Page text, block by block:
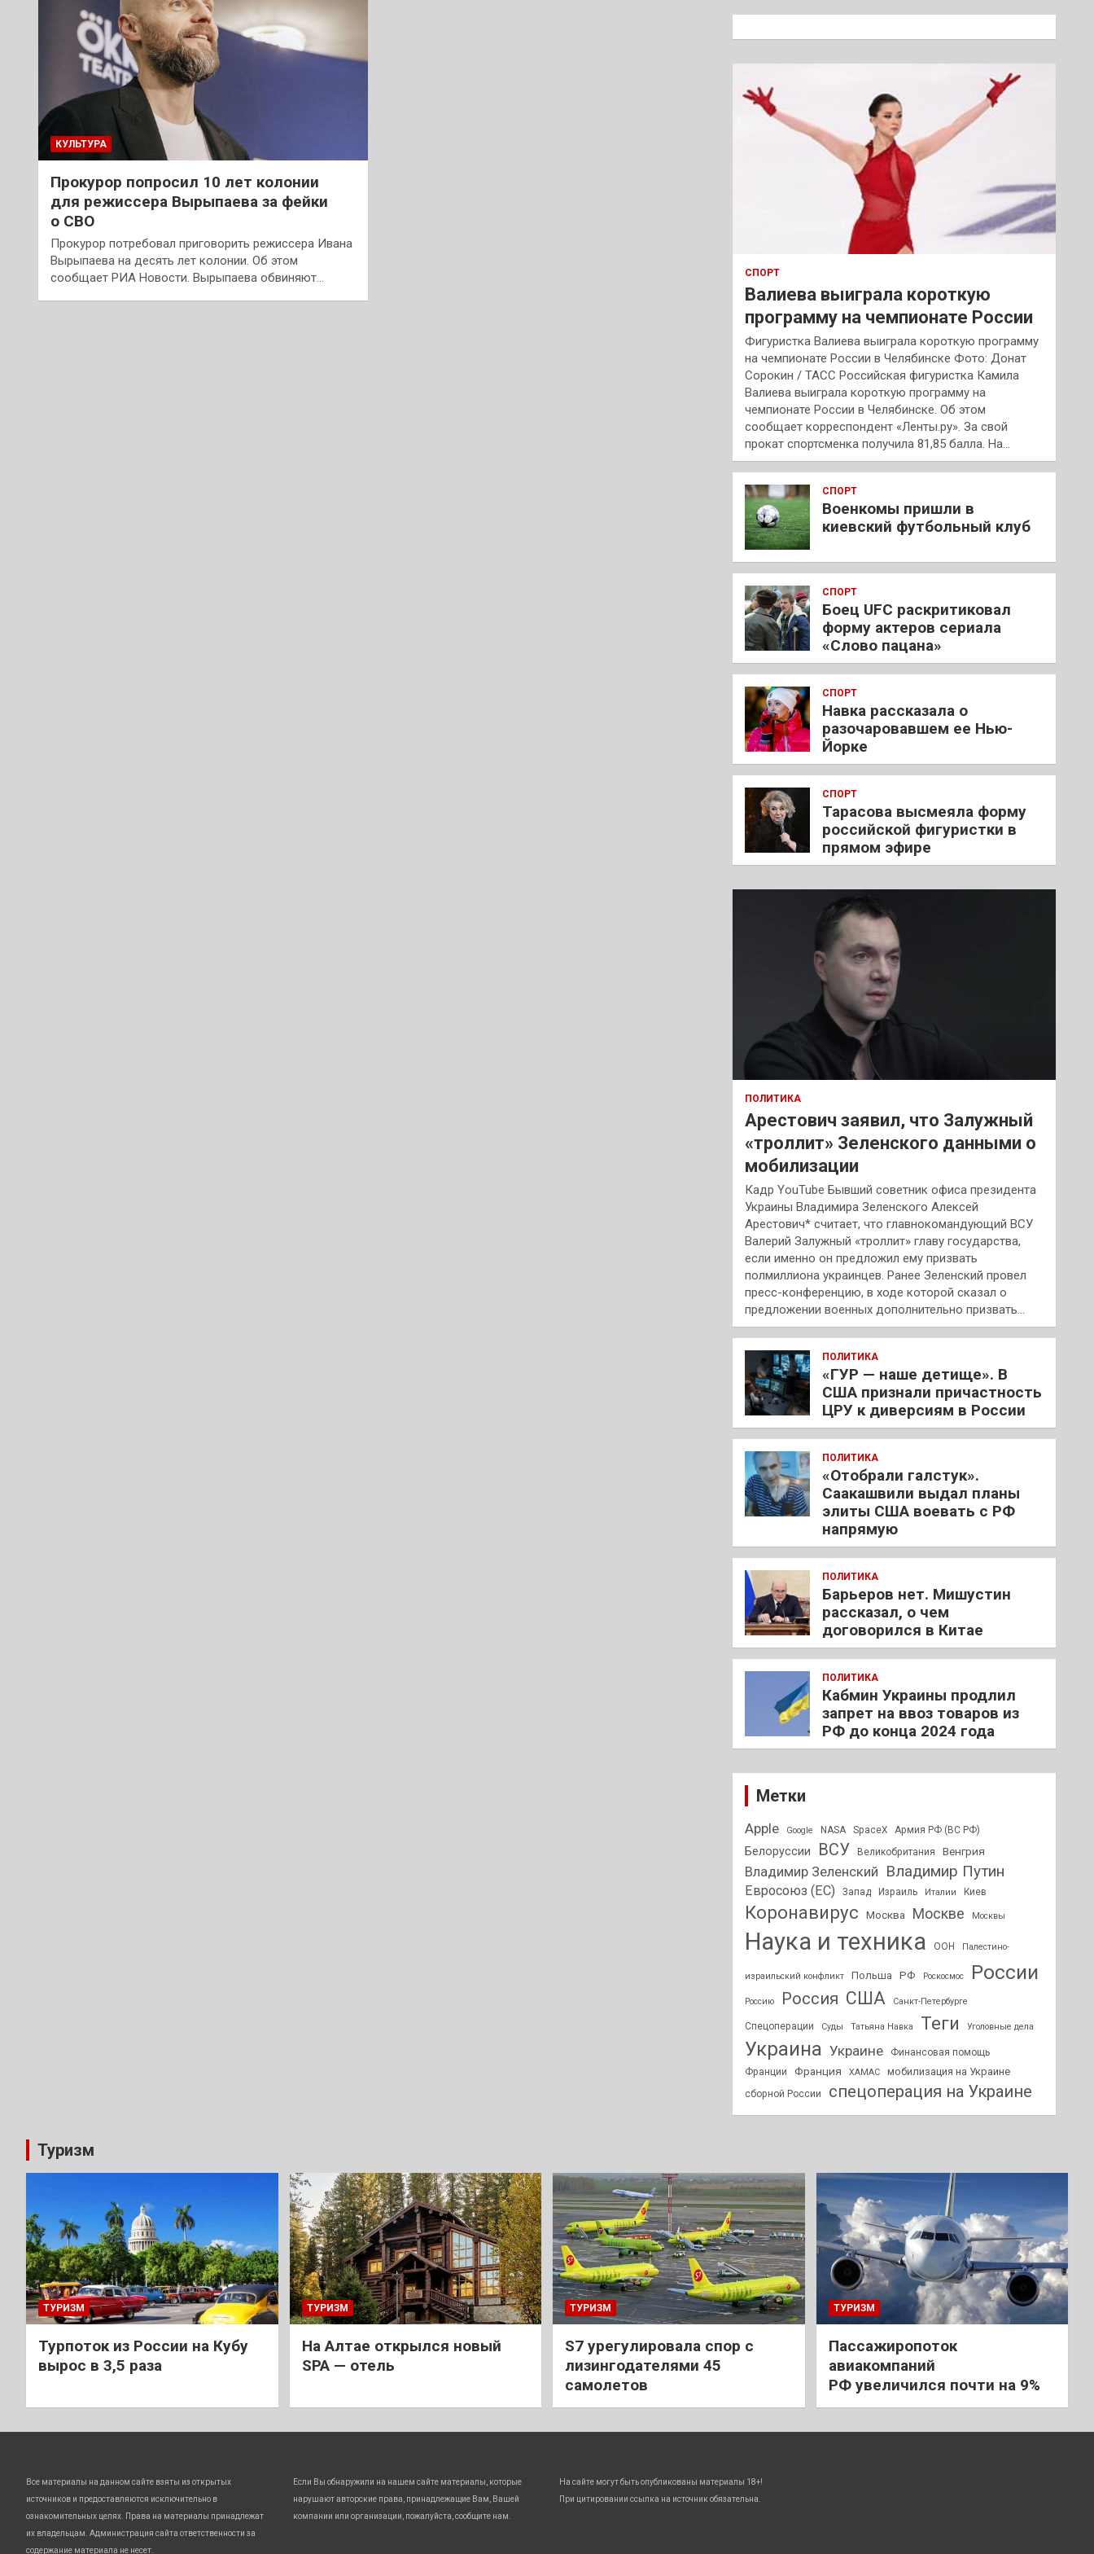
КУЛЬТУРА
Прокурор попросил 10 лет колонии
для режиссера Вырыпаева за фейки
о СВО
Прокурор потребовал приговорить режиссера Ивана
Вырыпаева на десять лет колонии. Об этом
сообщает РИА Новости. Вырыпаева обвиняют…
к
СПОРТ
Валиева выиграла короткую
программу на чемпионате России
Фигуристка Валиева выиграла короткую программу
на чемпионате России в Челябинске Фото: Донат
Сорокин / ТАСС Российская фигуристка Камила
Валиева выиграла короткую программу на
чемпионате России в Челябинске. Об этом
сообщает корреспондент «Ленты.ру». За свой
прокат спортсменка получила 81,85 балла. На…
СПОРТ
Военкомы пришли в
киевский футбольный клуб
СПОРТ
Боец UFC раскритиковал
форму актеров сериала
«Слово пацана»
СПОРТ
Навка рассказала о
разочаровавшем ее Нью-
Йорке
СПОРТ
Тарасова высмеяла форму
российской фигуристки в
прямом эфире
ПОЛИТИКА
Арестович заявил, что Залужный
«троллит» Зеленского данными о
мобилизации
Кадр YouTube Бывший советник офиса президента
Украины Владимира Зеленского Алексей
Арестович* считает, что главнокомандующий ВСУ
Валерий Залужный «троллит» главу государства,
если именно он предложил ему призвать
полмиллиона украинцев. Ранее Зеленский провел
пресс-конференцию, в ходе которой сказал о
предложении военных дополнительно призвать…
ПОЛИТИКА
«ГУР — наше детище». В
США признали причастность
ЦРУ к диверсиям в России
ПОЛИТИКА
«Отобрали галстук».
Саакашвили выдал планы
элиты США воевать с РФ
напрямую
ПОЛИТИКА
Барьеров нет. Мишустин
рассказал, о чем
договорился в Китае
ПОЛИТИКА
Кабмин Украины продлил
запрет на ввоз товаров из
РФ до конца 2024 года
Метки
Apple Google NASA SpaceX Армия РФ (ВС РФ)
Белоруссии ВСУ Великобритания Венгрия
Владимир Зеленский Владимир Путин
Евросоюз (ЕС) Запад Израиль Италии Киев
Коронавирус Москва Москве Москвы
Наука и техника ООН Палестино-
израильский конфликт Польша РФ Роскосмос России
Россию Россия США Санкт-Петербурге
Спецоперации Суды Татьяна Навка Теги Уголовные дела
Украина Украине
Финансовая помощь
Франции
Франция ХАМАС мобилизация на Украине
сборной России спецоперация на Украине
Туризм
ТУРИЗМ
Турпоток из России на Кубу
вырос в 3,5 раза
ТУРИЗМ
На Алтае открылся новый
SPA — отель
ТУРИЗМ
S7 урегулировала спор с
лизингодателями 45
самолетов
ТУРИЗМ
Пассажиропоток
авиакомпаний
РФ увеличился почти на 9%
Все материалы на данном сайте взяты из открытых
источников и предоставляются исключительно в
ознакомительных целях. Права на материалы принадлежат
их владельцам. Администрация сайта ответственности за
содержание материала не несет.
Если Вы обнаружили на нашем сайте материалы, которые
нарушают авторские права, принадлежащие Вам, Вашей
компании или организации, пожалуйста, сообщите нам.
На сайте могут быть опубликованы материалы 18+!
При цитировании ссылка на источник обязательна.